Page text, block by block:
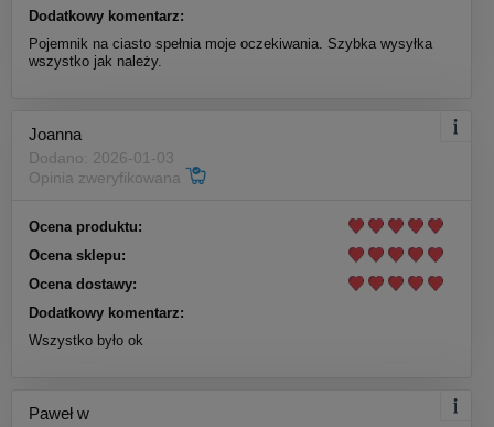
Dodatkowy komentarz:
Pojemnik na ciasto spełnia moje oczekiwania. Szybka wysyłka
wszystko jak należy.
Joanna
Dodano: 2026-01-03
Opinia zweryfikowana
Ocena produktu:
Ocena sklepu:
Ocena dostawy:
Dodatkowy komentarz:
Wszystko było ok
Paweł w